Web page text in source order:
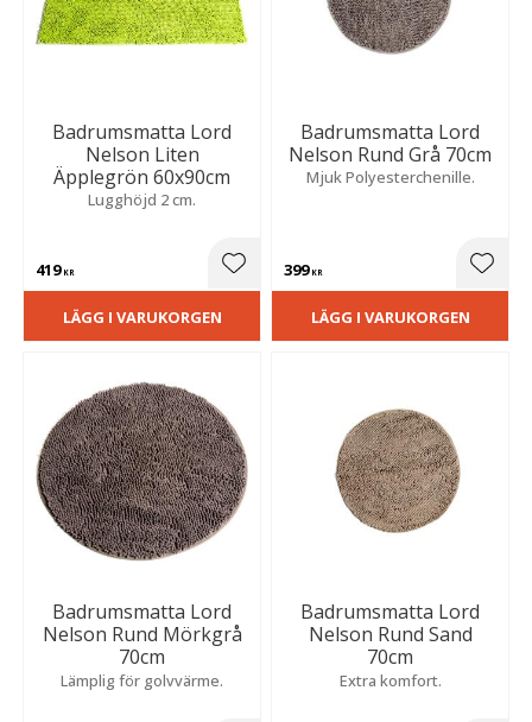
Badrumsmatta Lord
Nelson Liten
Äpplegrön 60x90cm
Lugghöjd 2 cm.
419KR Lägg till i favoriter
LÄGG I VARUKORGEN
Badrumsmatta Lord
Nelson Rund Grå 70cm
Mjuk Polyesterchenille.
399KR
LÄGG I VARUKORGEN
Badrumsmatta Lord
Nelson Rund Mörkgrå
70cm
Lämplig för golvvärme.
Badrumsmatta Lord
Nelson Rund Sand
70cm
Extra komfort.